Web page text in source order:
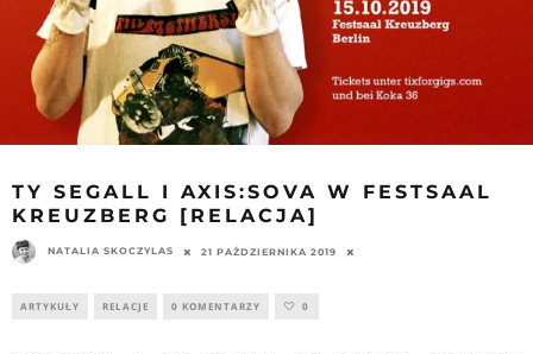
TY SEGALL I AXIS:SOVA W FESTSAAL
KREUZBERG [RELACJA]
NATALIA SKOCZYLAS 21 PAŹDZIERNIKA 2019
ARTYKUŁY RELACJE 0 KOMENTARZY 0